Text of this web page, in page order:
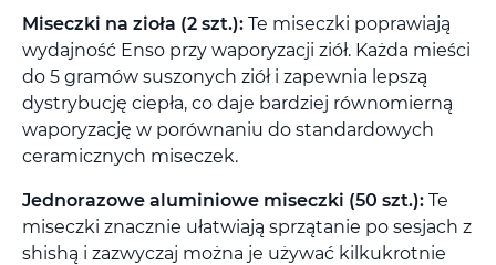
Miseczki na zioła (2 szt.): Te miseczki poprawiają
wydajność Enso przy waporyzacji ziół. Każda mieści
do 5 gramów suszonych ziół i zapewnia lepszą
dystrybucję ciepła, co daje bardziej równomierną
waporyzację w porównaniu do standardowych
ceramicznych miseczek.
Jednorazowe aluminiowe miseczki (50 szt.): Te
miseczki znacznie ułatwiają sprzątanie po sesjach z
shishą i zazwyczaj można je używać kilkukrotnie